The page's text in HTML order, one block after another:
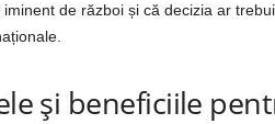
de război și că decizia ar
și beneficiile